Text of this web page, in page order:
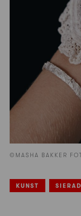
©MASHA BAKKER
KUNST